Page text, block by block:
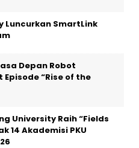
Luncurkan SmartLink
Depan Robot
Episode “Rise of the
University Raih “Fields
14 Akademisi PKU